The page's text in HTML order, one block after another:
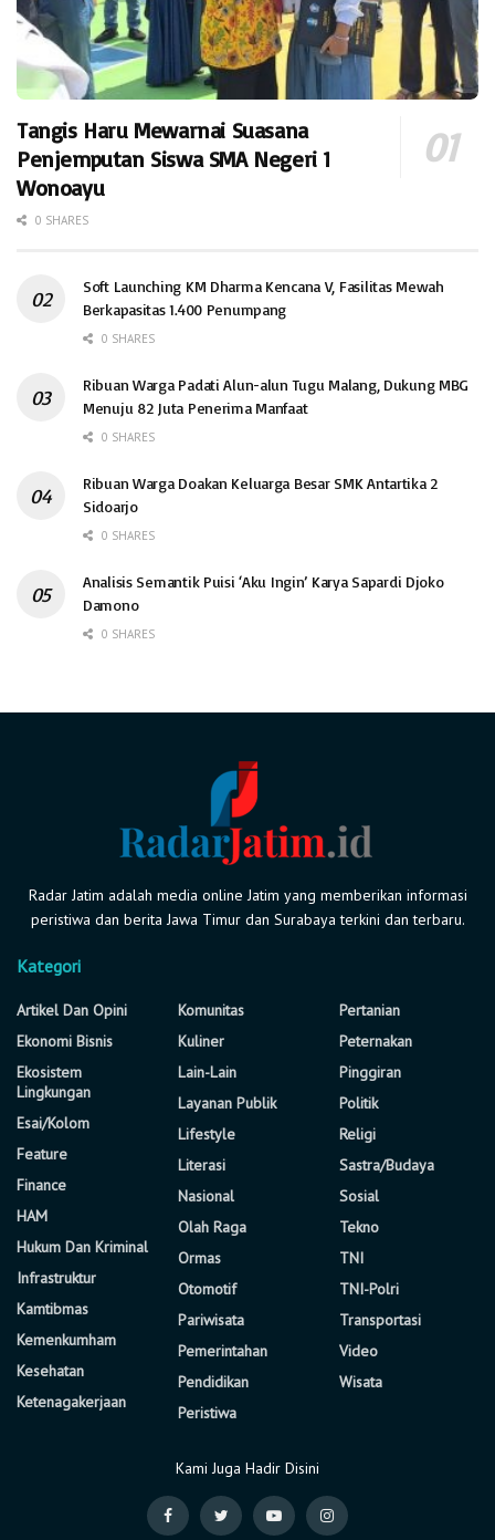
Tangis Haru Mewarnai Suasana
Penjemputan Siswa SMA Negeri 1
Wonoayu
0 SHARES
Soft Launching KM Dharma Kencana V, Fasilitas Mewah
Berkapasitas 1.400 Penumpang
0 SHARES
Ribuan Warga Padati Alun-alun Tugu Malang, Dukung MBG
Menuju 82 Juta Penerima Manfaat
0 SHARES
Ribuan Warga Doakan Keluarga Besar SMK Antartika 2
Sidoarjo
0 SHARES
Analisis Semantik Puisi ‘Aku Ingin’ Karya Sapardi Djoko
Damono
0 SHARES
Radar Jatim adalah media online Jatim yang memberikan informasi
peristiwa dan berita Jawa Timur dan Surabaya terkini dan terbaru.
Kategori
Artikel Dan Opini
Ekonomi Bisnis
Ekosistem
Lingkungan
Esai/Kolom
Feature
Finance
HAM
Hukum Dan Kriminal
Infrastruktur
Kamtibmas
Kemenkumham
Kesehatan
Ketenagakerjaan
Komunitas
Kuliner
Lain-Lain
Layanan Publik
Lifestyle
Literasi
Nasional
Olah Raga
Ormas
Otomotif
Pariwisata
Pemerintahan
Pendidikan
Peristiwa
Pertanian
Peternakan
Pinggiran
Politik
Religi
Sastra/Budaya
Sosial
Tekno
TNI
TNI-Polri
Transportasi
Video
Wisata
Kami Juga Hadir Disini